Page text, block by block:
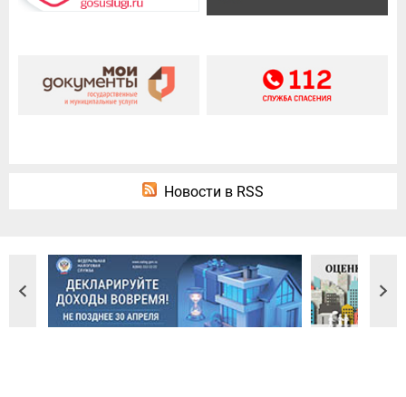
Новости в RSS